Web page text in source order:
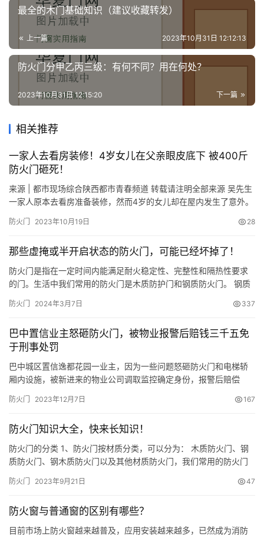
最全的木门基础知识（建议收藏转发）
上一篇 2023年10月31日 12:12:13
防火门分甲乙丙三级：有何不同？用在何处？
下一篇
2023年10月31日 12:15:20
相关推荐
一家人去看房装修！4岁女儿在父亲眼皮底下 被400斤
防火门砸死！
来源 | 都市现场综合陕西都市青春频道 转载请注明全部来源 吴先生
一家人原本去看房准备装修，然而4岁的女儿却在屋内发生了意外。
了啥，孩子一下被防火门拍死了。 这一幕就发生在4月21号，雅居
当天是前来装修开工。 吴先生告诉记者，孩子从那过的时…
防火门 2023年10月19日 28
那些虚掩或半开启状态的防火门，可能已经坏掉了！
防火门是指在一定时间内能满足耐火稳定性、完整性和隔热性要求
的门。生活中我们常用的防火门是木质防护门和钢质防火门。 钢质
冲压、拼装而成，如果是木质防火门，则所用木板会做阻燃处理。
热性能好的特点，能够很好地实现耐火和绝热的功能。 珍珠岩板
可…
防火门 2024年3月7日 337
巴中置信业主怒砸防火门，被物业报警后赔钱三千五免
于刑事处罚
巴中城区置信逸都花园一业主，因为一些问题怒砸防火门和电梯轿
厢内设施，被新进来的物业公司调取监控确定身份，报警后赔偿
司将依法追究其法律责任。”这个物业公司说。 该小区物业公司，是
多人支持老物业，也有很多人支持新物业，还打了一场官司后，艰
难的才…
防火门 2023年12月7日 167
防火门知识大全，快来长知识！
防火门的分类 1、防火门按材质分类，可以分为： 木质防火门、钢
质防火门、钢木质防火门以及其他材质防火门，我们常用的防火门
（A类）、部分隔热防火门（B类）和非隔热防火门（C类）。 我们
火完整性和隔热性要求。防火门关闭后具有防烟性能。 隔热防火…
防火门 2023年9月21日 47
防火窗与普通窗的区别有哪些？
目前市场上防火窗越来越普及，应用安装越来越多，已然成为消防